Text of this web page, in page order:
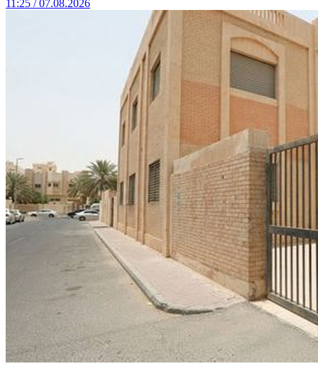
11:25 / 07.08.2026